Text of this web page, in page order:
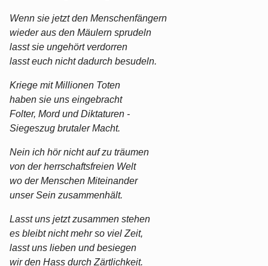
Wenn sie jetzt den Menschenfängern
wieder aus den Mäulern sprudeln
lasst sie ungehört verdorren
lasst euch nicht dadurch besudeln.
Kriege mit Millionen Toten
haben sie uns eingebracht
Folter, Mord und Diktaturen -
Siegeszug brutaler Macht.
Nein ich hör nicht auf zu träumen
von der herrschaftsfreien Welt
wo der Menschen Miteinander
unser Sein zusammenhält.
Lasst uns jetzt zusammen stehen
es bleibt nicht mehr so viel Zeit,
lasst uns lieben und besiegen
wir den Hass durch Zärtlichkeit.